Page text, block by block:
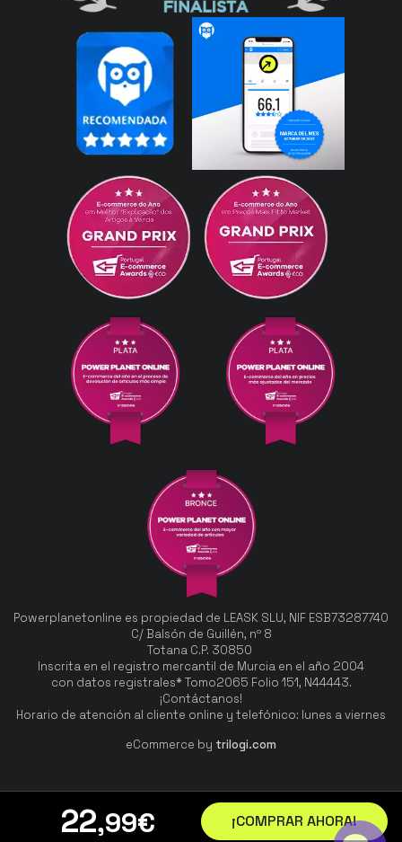
22,99€ ¡COMPRAR AHORA!
Powerplanetonline es propiedad de LEASK SLU, NIF ESB73287740
C/ Balsón de Guillén, nº 8
Totana C.P. 30850
Inscrita en el registro mercantil de Murcia en el año 2004
con datos registrales* Tomo2065 Folio 151, N44443.
¡Contáctanos!
Horario de atención al cliente online y telefónico: lunes a viernes
eCommerce by trilogi.com